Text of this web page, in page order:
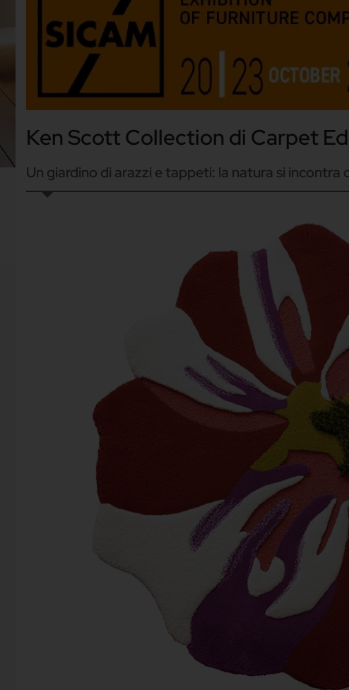
Ken Scott Collection di Carpet
Un giardino di arazzi e tappeti: la natura si incontra